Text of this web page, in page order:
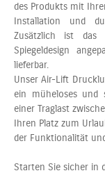
des Produkts mit
Installation und
Zusätzlich ist das
Spiegeldesign
lieferbar.
Unser Air-Lift
ein müheloses und
einer Traglast
Ihren Platz zum
der Funktionalität
Starten Sie sicher in